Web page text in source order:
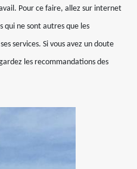
Pour ce faire, allez sur internet
qui ne sont autres que les
services. Si vous avez un doute
les recommandations des